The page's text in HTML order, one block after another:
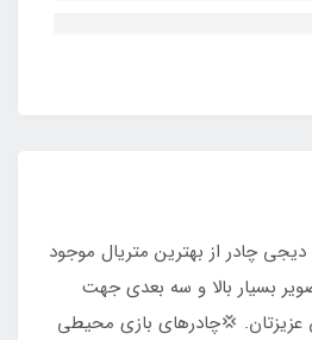
چادر از بهترین متریال موجود
بسیار بالا و سه بعدی جهت
عزیزتان. 💢چادرهای بازی محیطی